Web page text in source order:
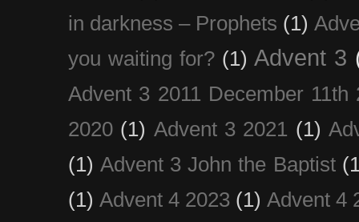
in darkness – Prophets (1)
you waiting for? (1) Advent 3
Advent 3 2011 December 11th
2020 (1) Advent 3 2021 (1)
(1) Advent 3 John the Baptist
(1) Advent 4 2023 (1) Advent 4